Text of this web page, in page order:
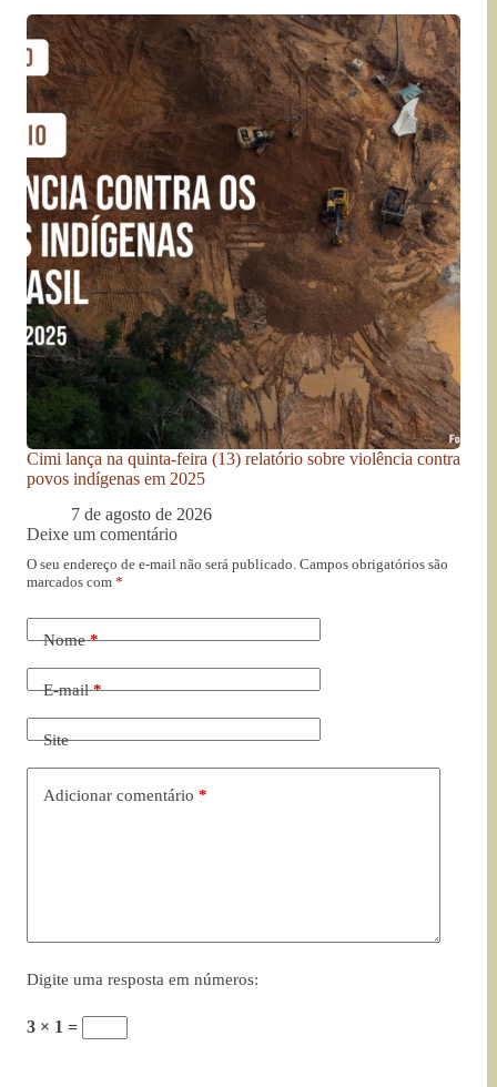
Cimi lança na quinta-feira (13) relatório sobre violência contra
povos indígenas em 2025
7 de agosto de 2026
Deixe um comentário
O seu endereço de e-mail não será publicado. Campos obrigatórios são
marcados com *
Nome*
E-mail*
Site
Adicionar comentário *
Digite uma resposta em números:
3 × 1 =